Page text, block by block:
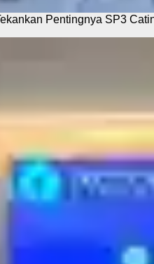
Pentingnya SP3